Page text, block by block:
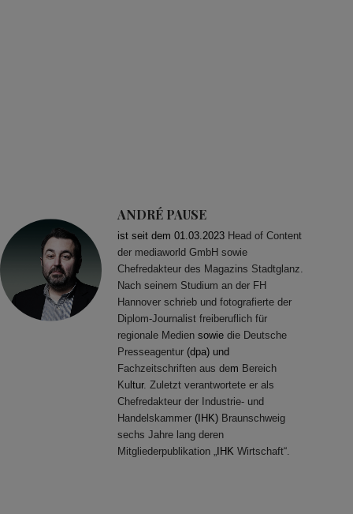
ANDRÉ PAUSE
ist seit dem 01.03.2023 Head of Content
der mediaworld GmbH sowie
Chefredakteur des Magazins Stadtglanz.
Nach seinem Studium an der FH
Hannover schrieb und fotografierte der
Diplom-Journalist freiberuflich für
regionale Medien sowiedie Deutsche
Presseagentur (dpa) und
Fachzeitschriften aus dem Bereich
Ku ltur. Zuletzt verantwortete er als
Chefredakteur der Industrie- und
Handelskammer (IHK) Braunschweig
sechs Jahre lang deren
Mitgliederpublikation „
IHKWirtschaft“.